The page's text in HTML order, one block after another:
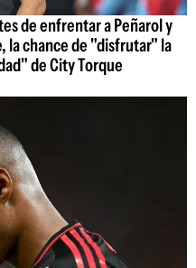
de enfrentar a Peñarol y
la chance de "disfrutar" la
de City Torque